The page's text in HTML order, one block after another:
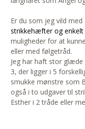
Er du som jeg vild med
strikkehæfter og
muligheder for at
eller med følgetråd.
Jeg har haft stor
3, der ligger i 5
smukke mønstre som
også i to udgaver til
Esther i 2 tråde eller